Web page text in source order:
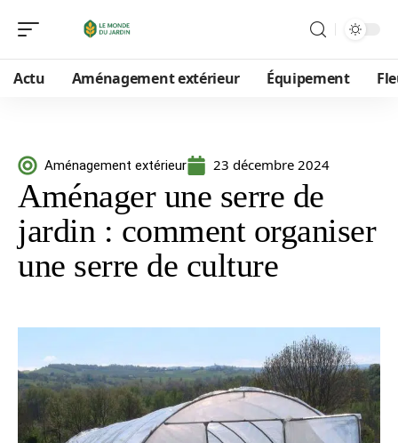
Actu Aménagement extérieur Équipement
Aménagement extérieur 23 décembre 2024
Aménager une serre de
jardin : comment organiser
une serre de culture